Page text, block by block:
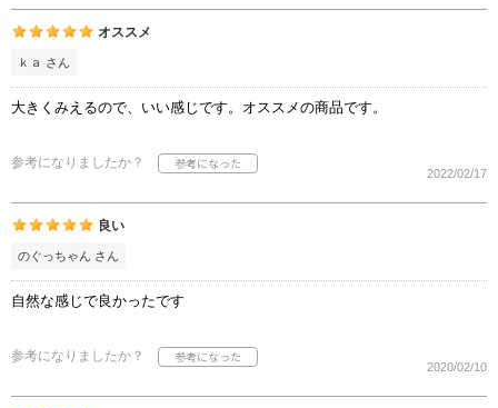
オススメ
ｋａ さん
大きくみえるので、いい感じです。オススメの商品です。
参考になりましたか？
2022/02/17
良い
のぐっちゃん さん
自然な感じで良かったです
参考になりましたか？
2020/02/10